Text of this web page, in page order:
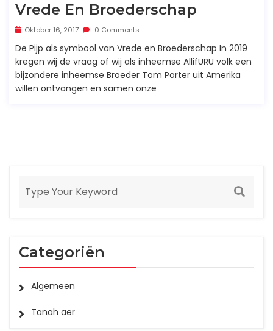
Vrede En Broederschap
Oktober 16, 2017 0 Comments
De Pijp als symbool van Vrede en Broederschap In 2019
kregen wij de vraag of wij als inheemse AllifURU volk een
bijzondere inheemse Broeder Tom Porter uit Amerika
willen ontvangen en samen onze
Categoriën
Algemeen
Tanah aer